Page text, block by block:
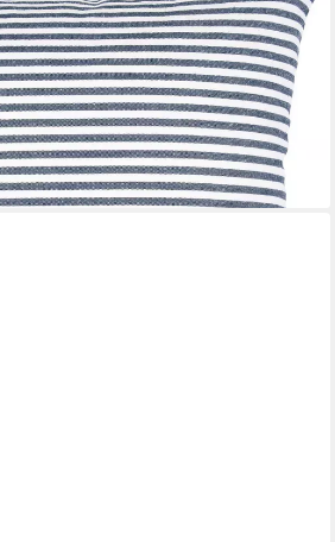
in Europe, Kissenhülle ohne Füllung,
bei dir